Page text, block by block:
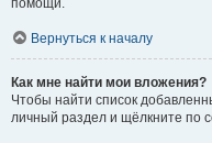
помощи.
Вернуться к началу
Как мне найти мои вложения?
Чтобы найти список
личный раздел и щёлкните по